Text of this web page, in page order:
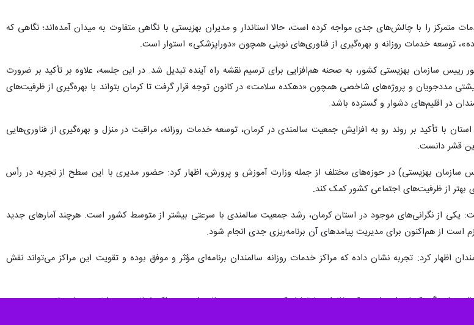
متمرکز را با چالش‌های جدی مواجه کرده است، حالا استاندار و مدیران بهزیستی با نگاهی متفاوت به میدان آمده‌اند؛ نگاهی که
توسعه خدمات روزانه و بهره‌گیری از فناوری‌های نوینی همچون «دوراپزشکی» استوار است.
سازمان بهزیستی کشور، به صحنه‌ هم‌افزایی برای ترسیم نقشه راه آینده تبدیل شد. در این جلسه، علاوه بر تأکید بر ضرورت
مددجویان و پروژه‌های شاخصی همچون «دهکده سلامت» در کانون توجه قرار گرفت تا کرمان بتواند با بهره‌گیری از ظرفیت‌های
در اقلیم‌های دشوار و گسترده باشد.
با تأکید بر روند رو به افزایش جمعیت سالمندی در کرمان، توسعه خدمات روزانه، مراقبت در منزل و بهره‌گیری از فناوری‌هایی
قشر دانست.
سازمان بهزیستی) در حوزه‌های مختلف از جمله وزارت آموزش و پرورش، اظهار کرد: حضور مدیری با این سطح از تجربه در رأس
بهتر از ظرفیت‌های اجتماعی کشور کمک کند.
یکی از نگرانی‌های موجود در استان کرمان، رشد جمعیت سالمندی با سرعتی بیشتر از متوسط کشور است. هرچند آمارهای جدید
است از هم‌اکنون برای مدیریت پیامدهای آن برنامه‌ریزی جدی انجام شود.
اظهار کرد: تجربه نشان داده که مراکز خدمات روزانه سالمندان برنامه‌ای مؤثر و موفق بوده و تقویت این مراکز می‌تواند نقش
فرهنگی کرمان این است که خانواده‌ها تمایل کمتری به سپردن سالمندان به مراکز شبانه‌روزی دارند و بیشتر ترجیح می‌دهند